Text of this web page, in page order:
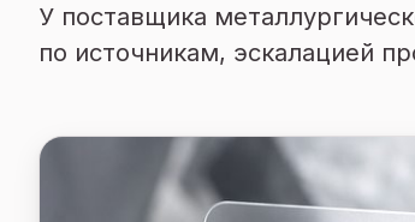
У поставщика
по источникам, эскалацией